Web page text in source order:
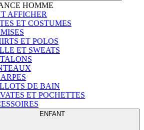
HOMME
AFFICHER
ET COSTUMES
ET POLOS
ET SWEATS
DE BAIN
ET POCHETTES
ENFANT